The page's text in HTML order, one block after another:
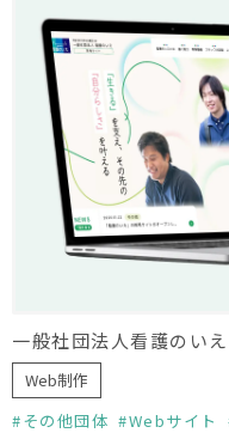
一般社団法人看護のい
Web制作
その他団体
Webサイト